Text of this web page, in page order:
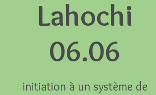
Lahochi
06.06
initiation à un système de